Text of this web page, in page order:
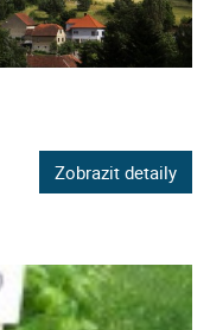
Zobrazit detaily